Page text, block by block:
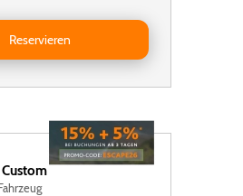
Reservieren
Jogger 5+2 (2 foldable rear seats)